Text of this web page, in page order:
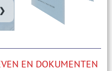
❯
EN DOKUMENTEN